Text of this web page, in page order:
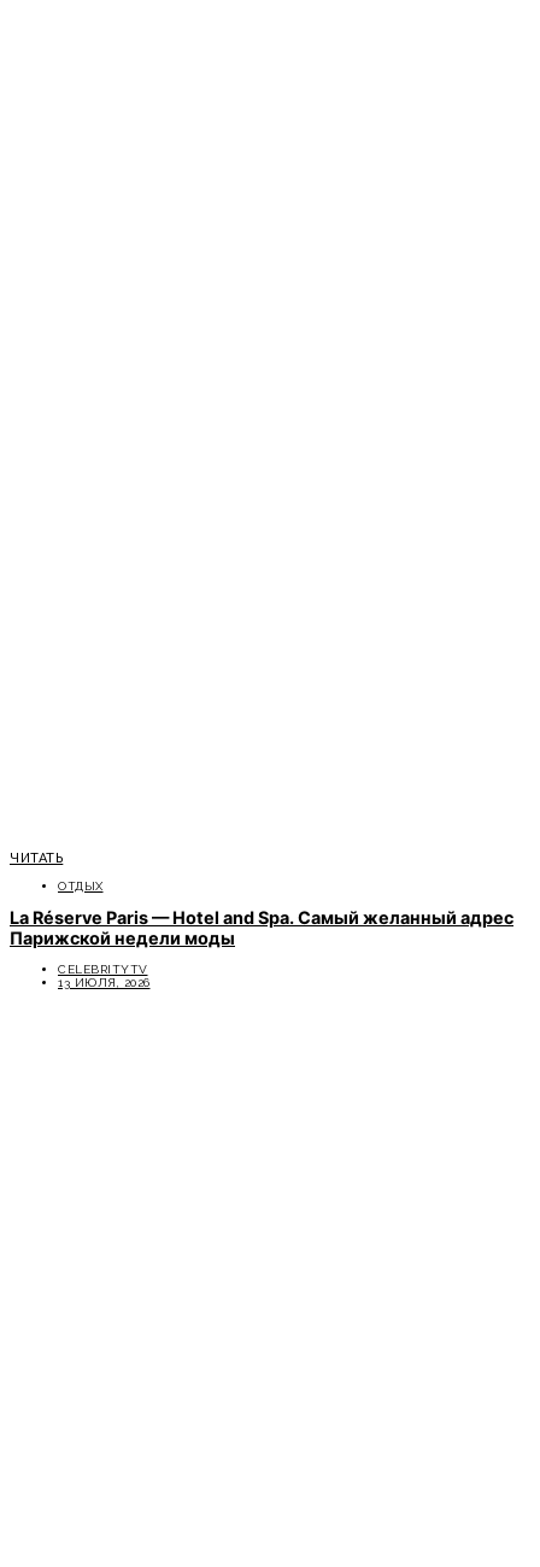
ЧИТАТЬ
ОТДЫХ
La Réserve Paris — Hotel and Spa. Самый желанный адрес
Парижской недели моды
CELEBRITYTV
13 ИЮЛЯ, 2026